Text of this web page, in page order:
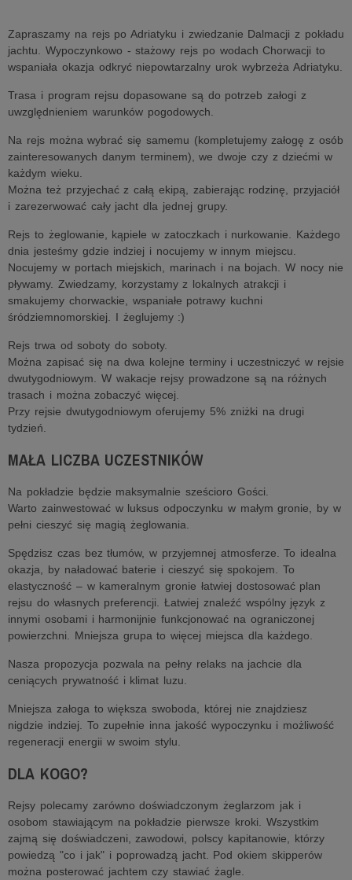
Zapraszamy na rejs po Adriatyku i zwiedzanie Dalmacji z pokładu
jachtu. Wypoczynkowo - stażowy rejs po wodach Chorwacji to
wspaniała okazja odkryć niepowtarzalny urok wybrzeża Adriatyku.
Trasa i program rejsu dopasowane są do potrzeb załogi z
uwzględnieniem warunków pogodowych.
Na rejs można wybrać się samemu (kompletujemy załogę z osób
zainteresowanych danym terminem), we dwoje czy z dziećmi w
każdym wieku.
Można też przyjechać z całą ekipą, zabierając rodzinę, przyjaciół
i zarezerwować cały jacht dla jednej grupy.
Rejs to żeglowanie, kąpiele w zatoczkach i nurkowanie. Każdego
dnia jesteśmy gdzie indziej i nocujemy w innym miejscu.
Nocujemy w portach miejskich, marinach i na bojach. W nocy nie
pływamy. Zwiedzamy, korzystamy z lokalnych atrakcji i
smakujemy chorwackie, wspaniałe potrawy kuchni
śródziemnomorskiej. I żeglujemy :)
Rejs trwa od soboty do soboty.
Można zapisać się na dwa kolejne terminy i uczestniczyć w rejsie
dwutygodniowym. W wakacje rejsy prowadzone są na różnych
trasach i można zobaczyć więcej.
Przy rejsie dwutygodniowym oferujemy 5% zniżki na drugi
tydzień.
MAŁA LICZBA UCZESTNIKÓW
Na pokładzie będzie maksymalnie sześcioro Gości.
Warto zainwestować w luksus odpoczynku w małym gronie, by w
pełni cieszyć się magią żeglowania.
Spędzisz czas bez tłumów, w przyjemnej atmosferze. To idealna
okazja, by naładować baterie i cieszyć się spokojem. To
elastyczność – w kameralnym gronie łatwiej dostosować plan
rejsu do własnych preferencji. Łatwiej znaleźć wspólny język z
innymi osobami i harmonijnie funkcjonować na ograniczonej
powierzchni. Mniejsza grupa to więcej miejsca dla każdego.
Nasza propozycja pozwala na pełny relaks na jachcie dla
ceniących prywatność i klimat luzu.
Mniejsza załoga to większa swoboda, której nie znajdziesz
nigdzie indziej. To zupełnie inna jakość wypoczynku i możliwość
regeneracji energii w swoim stylu.
DLA KOGO?
Rejsy polecamy zarówno doświadczonym żeglarzom jak i
osobom stawiającym na pokładzie pierwsze kroki. Wszystkim
zajmą się doświadczeni, zawodowi, polscy kapitanowie, którzy
powiedzą "co i jak" i poprowadzą jacht. Pod okiem skipperów
można posterować jachtem czy stawiać żagle.